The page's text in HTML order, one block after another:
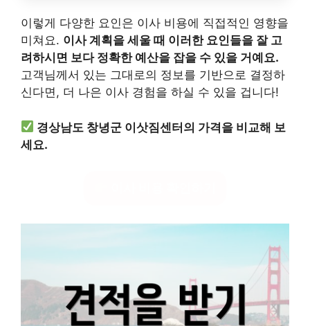
이렇게 다양한 요인은 이사 비용에 직접적인 영향을
미쳐요. 이사 계획을 세울 때 이러한 요인들을 잘 고
려하시면 보다 정확한 예산을 잡을 수 있을 거예요.
고객님께서 있는 그대로의 정보를 기반으로 결정하
신다면, 더 나은 이사 경험을 하실 수 있을 겁니다!
경상남도 창녕군 이삿짐센터의 가격을 비교해 보
세요.